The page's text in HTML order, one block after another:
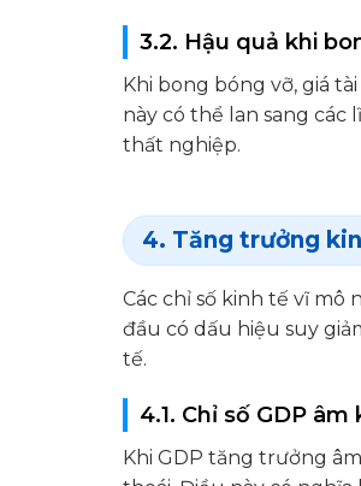
3.2. Hậu quả khi
Khi bong bóng vỡ, giá
này có thể lan sang các
thất nghiệp.
4. Tăng trưởng
Các chỉ số kinh tế vĩ mô
đầu có dấu hiệu suy
tế.
4.1. Chỉ số GDP âm
Khi GDP tăng trưởng